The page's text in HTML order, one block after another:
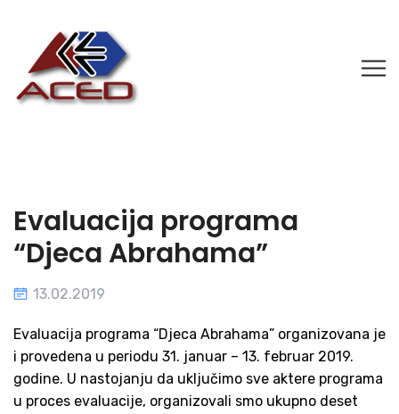
Evaluacija programa
“Djeca Abrahama”
13.02.2019
Evaluacija programa “Djeca Abrahama” organizovana je
i provedena u periodu 31. januar – 13. februar 2019.
godine. U nastojanju da uključimo sve aktere programa
u proces evaluacije, organizovali smo ukupno deset